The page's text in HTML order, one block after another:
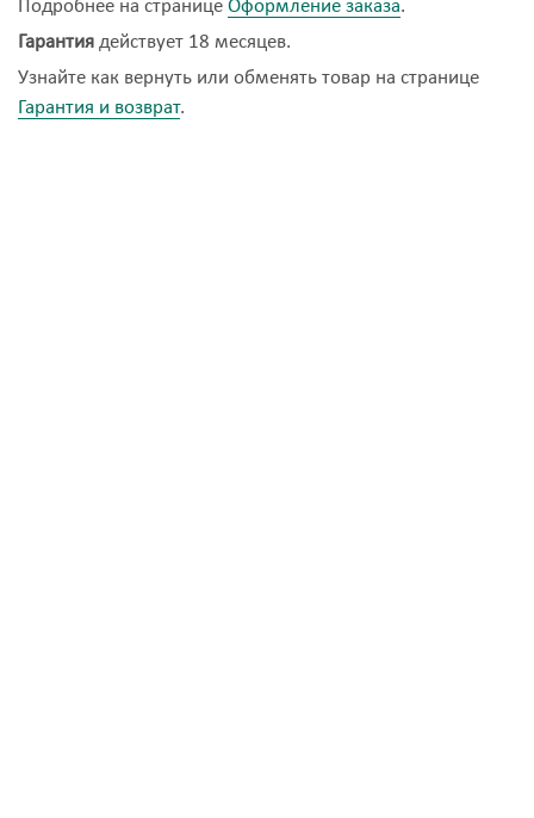
Подробнее на странице Оформление заказа.
Гарантия действует 18 месяцев.
Узнайте как вернуть или обменять товар на странице
Гарантия и возврат.